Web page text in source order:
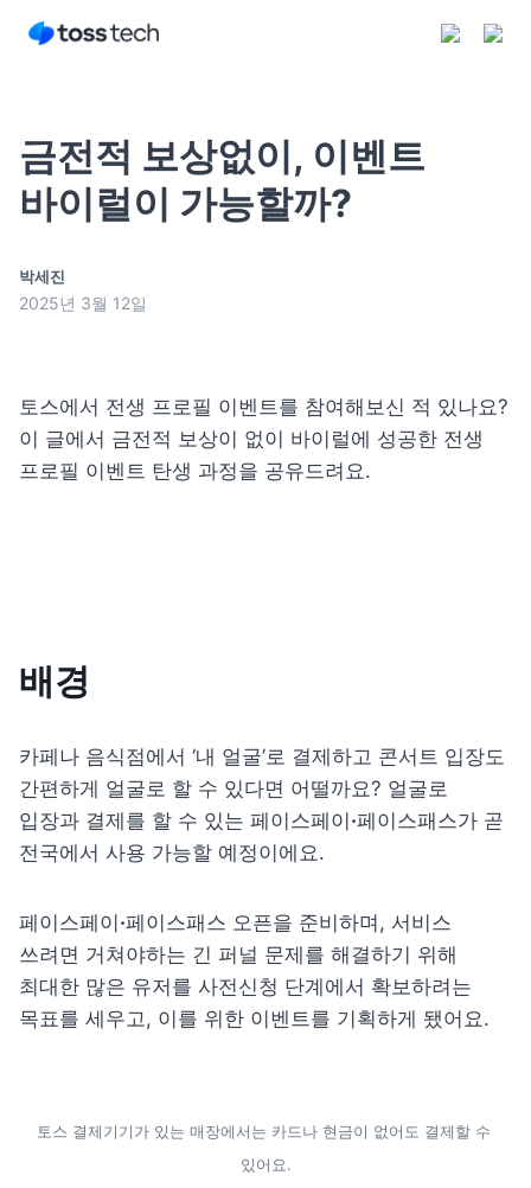
금전적 보상없이, 이벤트
바이럴이 가능할까?
박세진
2025년 3월 12일
토스에서 전생 프로필 이벤트를 참여해보신 적 있나요?
이 글에서 금전적 보상이 없이 바이럴에 성공한 전생
프로필 이벤트 탄생 과정을 공유드려요.
배경
카페나 음식점에서 ‘내 얼굴’로 결제하고 콘서트 입장도
간편하게 얼굴로 할 수 있다면 어떨까요? 얼굴로
입장과 결제를 할 수 있는 페이스페이 ·페이스패스가 곧
전국에서 사용 가능할 예정이에요.
페이스페이 ·페이스패스 오픈을 준비하며, 서비스
쓰려면 거쳐야하는 긴 퍼널 문제를 해결하기 위해
최대한 많은 유저를 사전신청 단계에서 확보하려는
목표를 세우고, 이를 위한 이벤트를 기획하게 됐어요.
토스 결제기기가 있는 매장에서는 카드나 현금이 없어도 결제할 수
있어요.